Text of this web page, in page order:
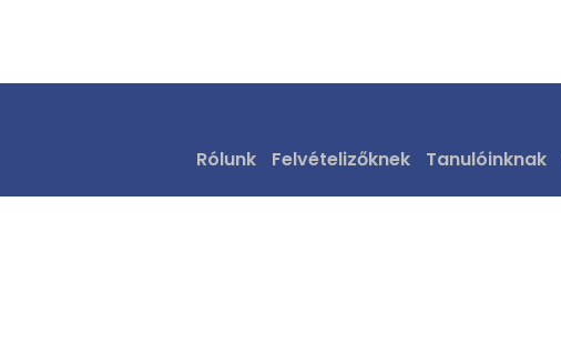
Rólunk Felvételizőknek Tanulóinknak
Tag